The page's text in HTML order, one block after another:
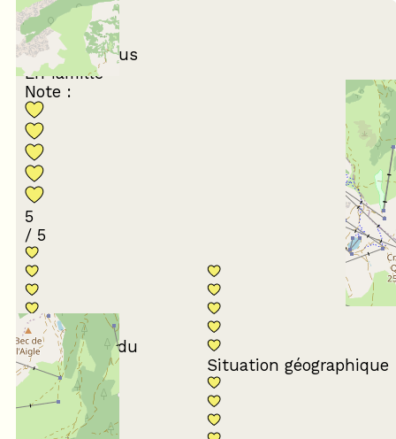
Février 2025
Herve
65 ans et plus
En famille
Note :
5
/ 5
Conformité du
descriptif
Situation géographique